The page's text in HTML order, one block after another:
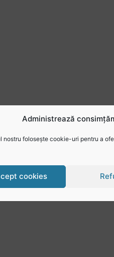
Administrează
nostru folosește cookie-uri pentru a
cookies